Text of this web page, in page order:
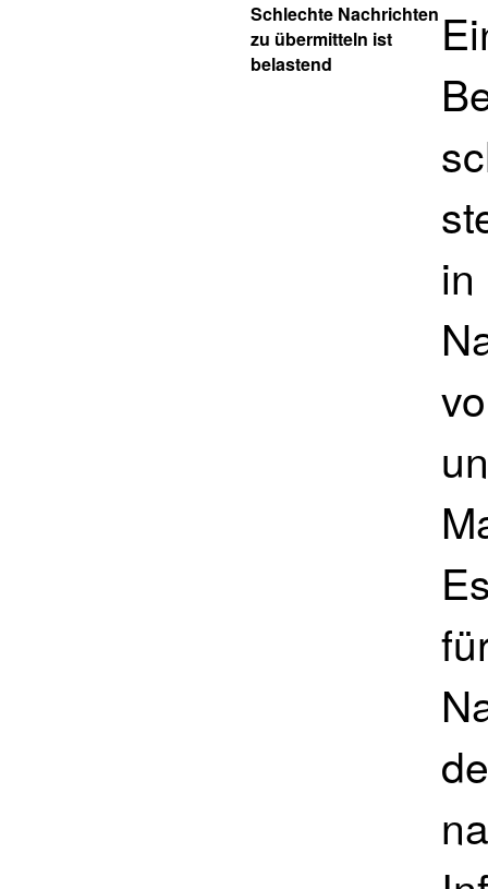
Schlechte Nachrichten
zu übermitteln ist
belastend